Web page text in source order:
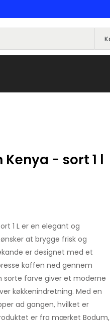
- sort 1 l
1 L er en elegant og
at brygge frisk og
er designet med et
kaffen ned gennem
sorte farve giver et moderne
køkkenindretning. Med en
ad gangen, hvilket er
er fra mærket Bodum,